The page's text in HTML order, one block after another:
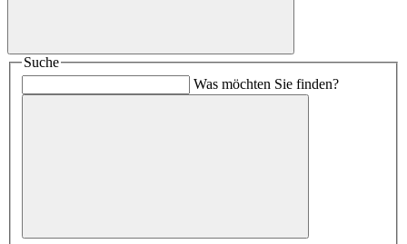
Suche
Was möchten Sie finden?